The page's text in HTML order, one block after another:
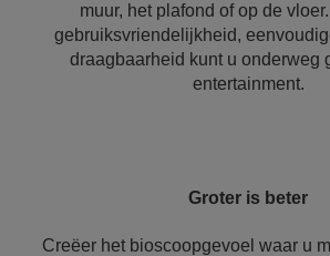
muur, het plafond of op de
gebruiksvriendelijkheid,
draagbaarheid kunt u onderweg
entertainment.
Groter is beter
Creëer het bioscoopgevoel waar u